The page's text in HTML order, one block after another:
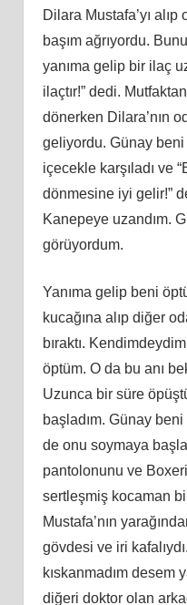
Dilara Mustafa’yı
başım ağrıyordu.
yanıma gelip bir ilaç
ilaçtır!” dedi.
dönerken Dilara’nın
geliyordu. Günay
içecekle karşıladı ve
dönmesine iyi gelir!”
Kanepeye uzandım.
görüyordum.
Yanıma gelip beni
kucağına alıp diğer
bıraktı.
öptüm. O da bu anı
Uzunca bir süre
başladım. Günay
de onu soymaya
pantolonunu ve
sertleşmiş kocaman
Mustafa’nın
gövdesi ve iri
kıskanmadım desem
diğeri doktor olan